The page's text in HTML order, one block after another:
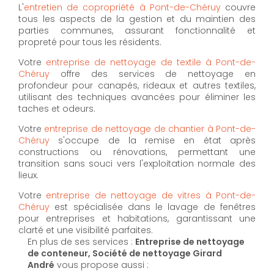
L'entretien de copropriété à Pont-de-Chéruycouvre
tous les aspects de la gestion et du maintien des
parties communes, assurant fonctionnalité et
propreté pour tous les résidents.
Votre entreprise de nettoyage de textile à Pont-de-
Chéruy offre des services de nettoyage en
profondeur pour canapés, rideaux et autres textiles,
utilisant des techniques avancées pour éliminer les
taches et odeurs.
Votre entreprise de nettoyage de chantier à Pont-de-
Chéruy s'occupe de la remise en état après
constructions ou rénovations, permettant une
transition sans souci vers l'exploitation normale des
lieux.
Votre entreprise de nettoyage de vitres à Pont-de-
Chéruy est spécialisée dans le lavage de fenêtres
pour entreprises et habitations, garantissant une
clarté et une visibilité parfaites.
En plus de ses services : Entreprise de nettoyage
de conteneur, Société de nettoyage Girard
André vous propose aussi :